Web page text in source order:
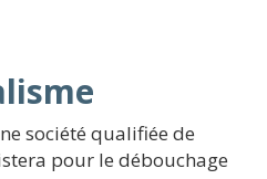
société qualifiée de
pour le débouchage